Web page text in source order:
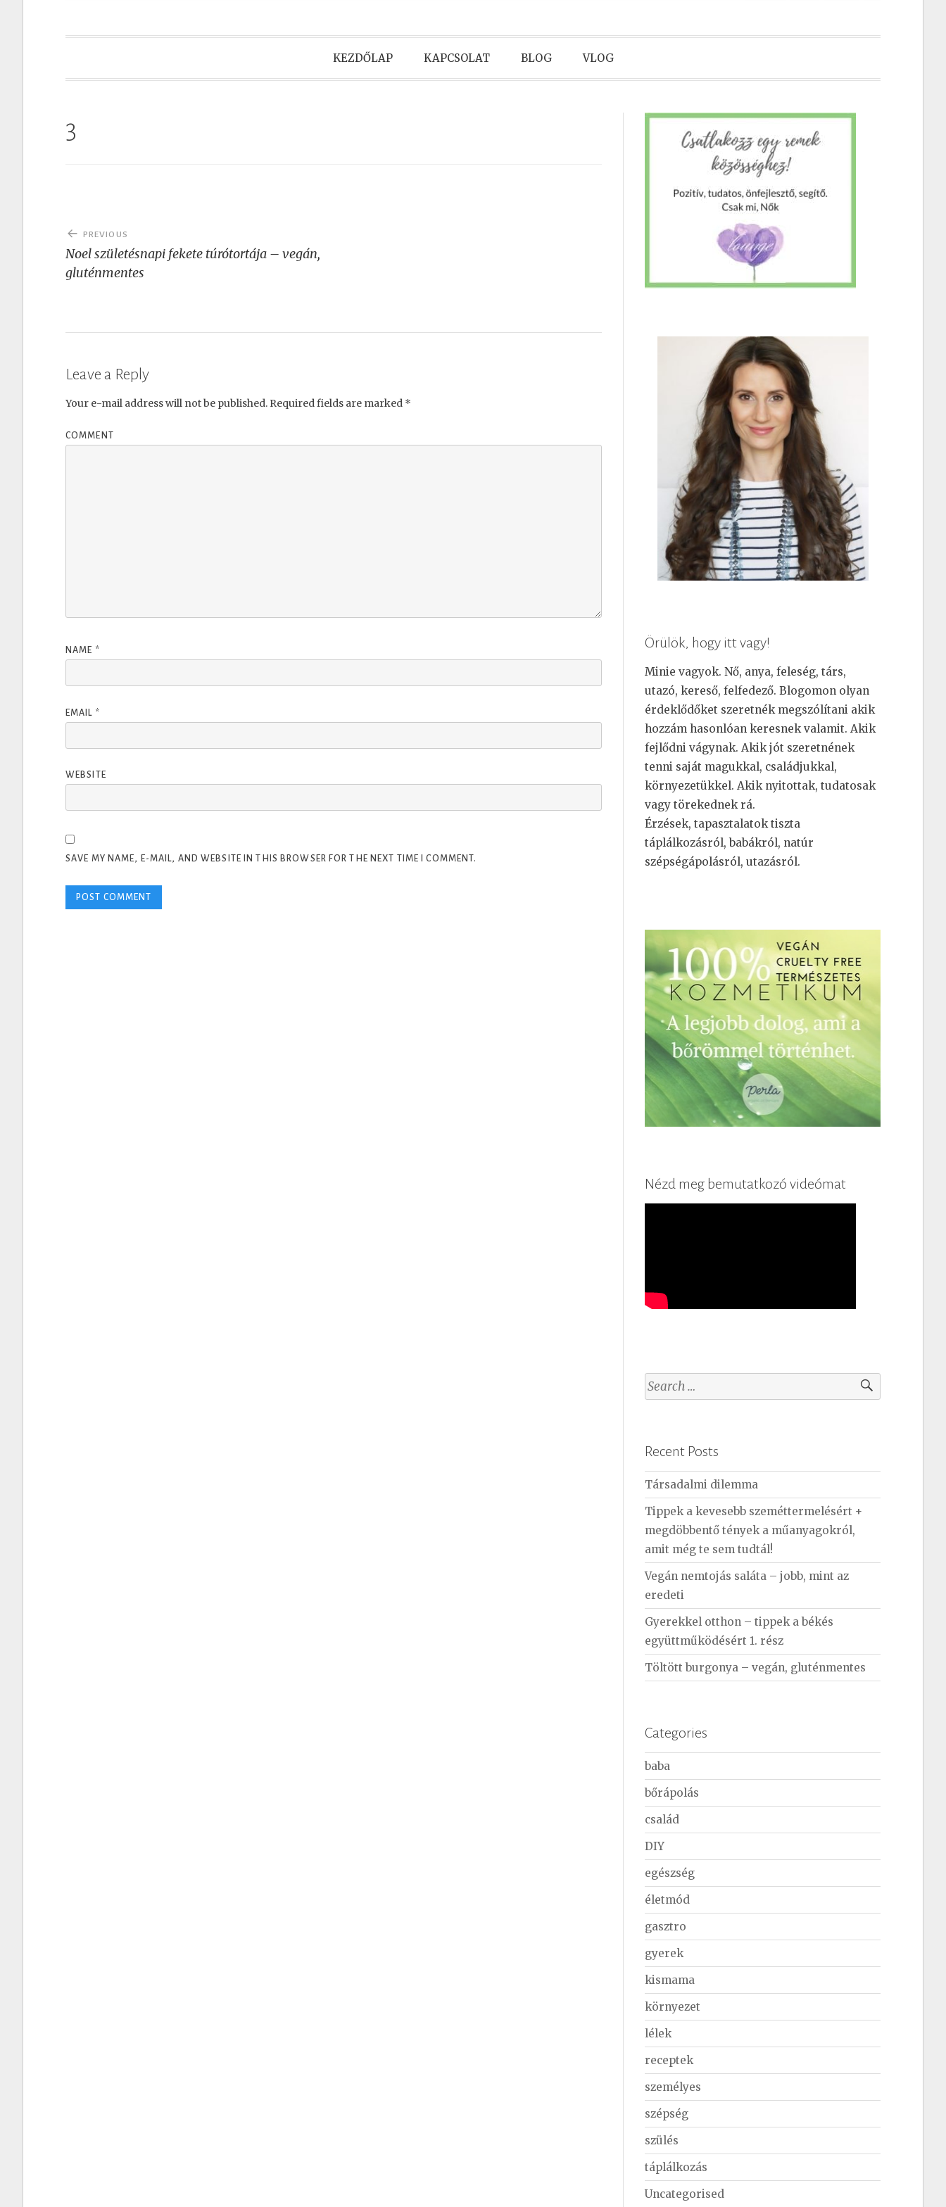
KEZDŐLAP KAPCSOLAT BLOG VLOG
3
Post
navigation
PREVIOUS
Noel születésnapi fekete túrótortája – vegán,
gluténmentes
Leave a Reply
Your e-mail address will not be published. Required fields are marked *
COMMENT
NAME *
EMAIL *
WEBSITE
SAVE MY NAME, E-MAIL, AND WEBSITE IN THIS BROWSER FOR THE NEXT TIME I COMMENT.
Örülök, hogy itt vagy!
Minie vagyok. Nő, anya, feleség, társ,
utazó, kereső, felfedező. Blogomon olyan
érdeklődőket szeretnék megszólítani akik
hozzám hasonlóan keresnek valamit. Akik
fejlődni vágynak. Akik jót szeretnének
tenni saját magukkal, családjukkal,
környezetükkel. Akik nyitottak, tudatosak
vagy törekednek rá.
Érzések, tapasztalatok tiszta
táplálkozásról, babákról, natúr
szépségápolásról, utazásról.
Nézd meg bemutatkozó videómat
S
e
c
h
f
o
r
:
Recent Posts
Társadalmi dilemma
Tippek a kevesebb szeméttermelésért +
megdöbbentő tények a műanyagokról,
amit még te sem tudtál!
Vegán nemtojás saláta – jobb, mint az
eredeti
Gyerekkel otthon – tippek a békés
együttműködésért 1. rész
Töltött burgonya – vegán, gluténmentes
Categories
baba
bőrápolás
család
DIY
egészség
életmód
gasztro
gyerek
kismama
környezet
lélek
receptek
személyes
szépség
szülés
táplálkozás
Uncategorised